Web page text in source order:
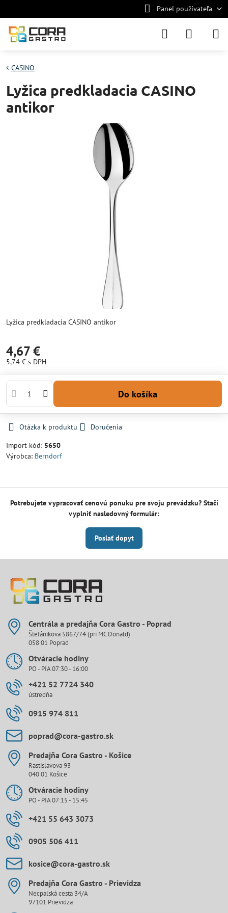
Panel používateľa
CASINO
Lyžica predkladacia CASINO
antikor
Lyžica predkladacia CASINO antikor
4,67 €
5,74 € s DPH
Do košíka
Otázka k produktu
Doručenia
Import kód: 5650
Výrobca: Berndorf
Potrebujete vypracovať cenovú ponuku pre svoju prevádzku? Stačí
vyplniť nasledovný formulár:
Poslať dopyt
Centrála a predajňa Cora Gastro - Poprad
Štefánikova 5867/74 (pri MC Donald)
058 01 Poprad
Otváracie hodiny
PO - PIA 07:30 - 16:00
+421 52 7724 340
ústredňa
0915 974 811
poprad​@cora-gastro​.sk
Predajňa Cora Gastro - Košice
Rastislavova 93
040 01 Košice
Otváracie hodiny
PO - PIA 07:15 - 15:45
+421 55 643 3073
0905 506 411
kosice​@cora-gastro​.sk
Predajňa Cora Gastro - Prievidza
Necpalská cesta 34/A
97101 Prievidza